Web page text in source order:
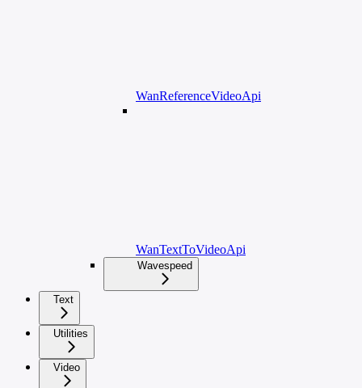
WanReferenceVideoApi
WanTextToVideoApi
Wavespeed
Text
Utilities
Video